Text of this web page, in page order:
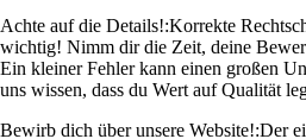
Achte auf die Details!:Korrekte
wichtig! Nimm dir die Zeit, deine
Ein kleiner Fehler kann einen großen
uns wissen, dass du Wert auf Qualität
Bewirb dich über unsere Website!:Der